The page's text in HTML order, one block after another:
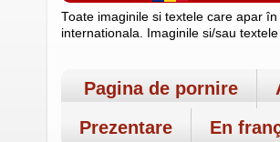
Toate imaginile si textele care apar
internationala. Imaginile si/sau
Pagina de pornire
Prezentare
En